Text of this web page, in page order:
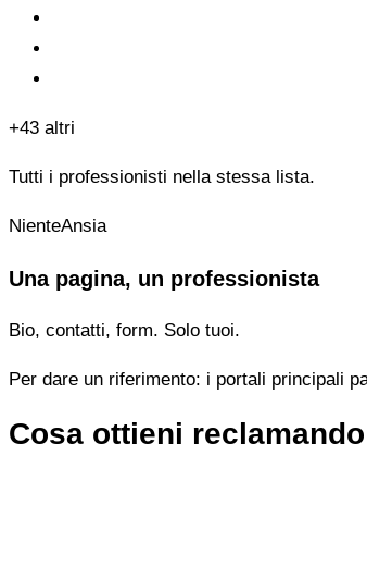
+43 altri
Tutti i professionisti nella stessa lista.
NienteAnsia
Una pagina, un professionista
Bio, contatti, form. Solo tuoi.
Per dare un riferimento: i portali principali
Cosa ottieni reclamando